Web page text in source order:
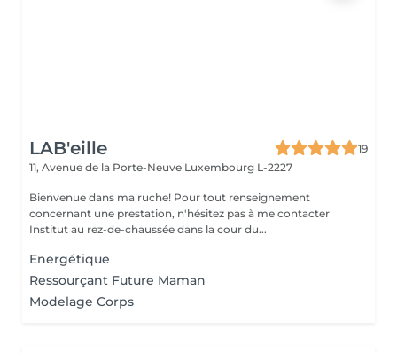
LAB'eille
19
11, Avenue de la Porte-Neuve Luxembourg L-2227
Bienvenue dans ma ruche! Pour tout renseignement
concernant une prestation, n'hésitez pas à me contacter
Institut au rez-de-chaussée dans la cour du...
Energétique
Ressourçant Future Maman
Modelage Corps